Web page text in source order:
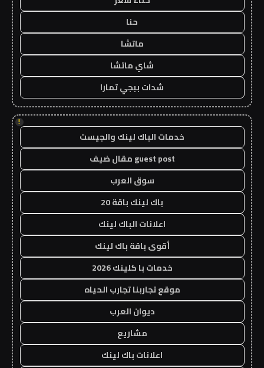
حنا
ماتشا
شاي ماتشا
شدات ببجي تمارا
!
خدمات الباك لينك والجيست
guest post مقال ضيف
سوق العرب
باك لينك باقة 20
اعلانات الباك لينك
أقوى باقة باك لينك
خدمات با كلينك 2026
موقع تجاربنا تجارب الحياه
ديوان العرب
مشاريع
اعلانات باك لينك